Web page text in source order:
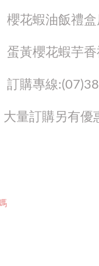
原價
盒原價
~歡迎